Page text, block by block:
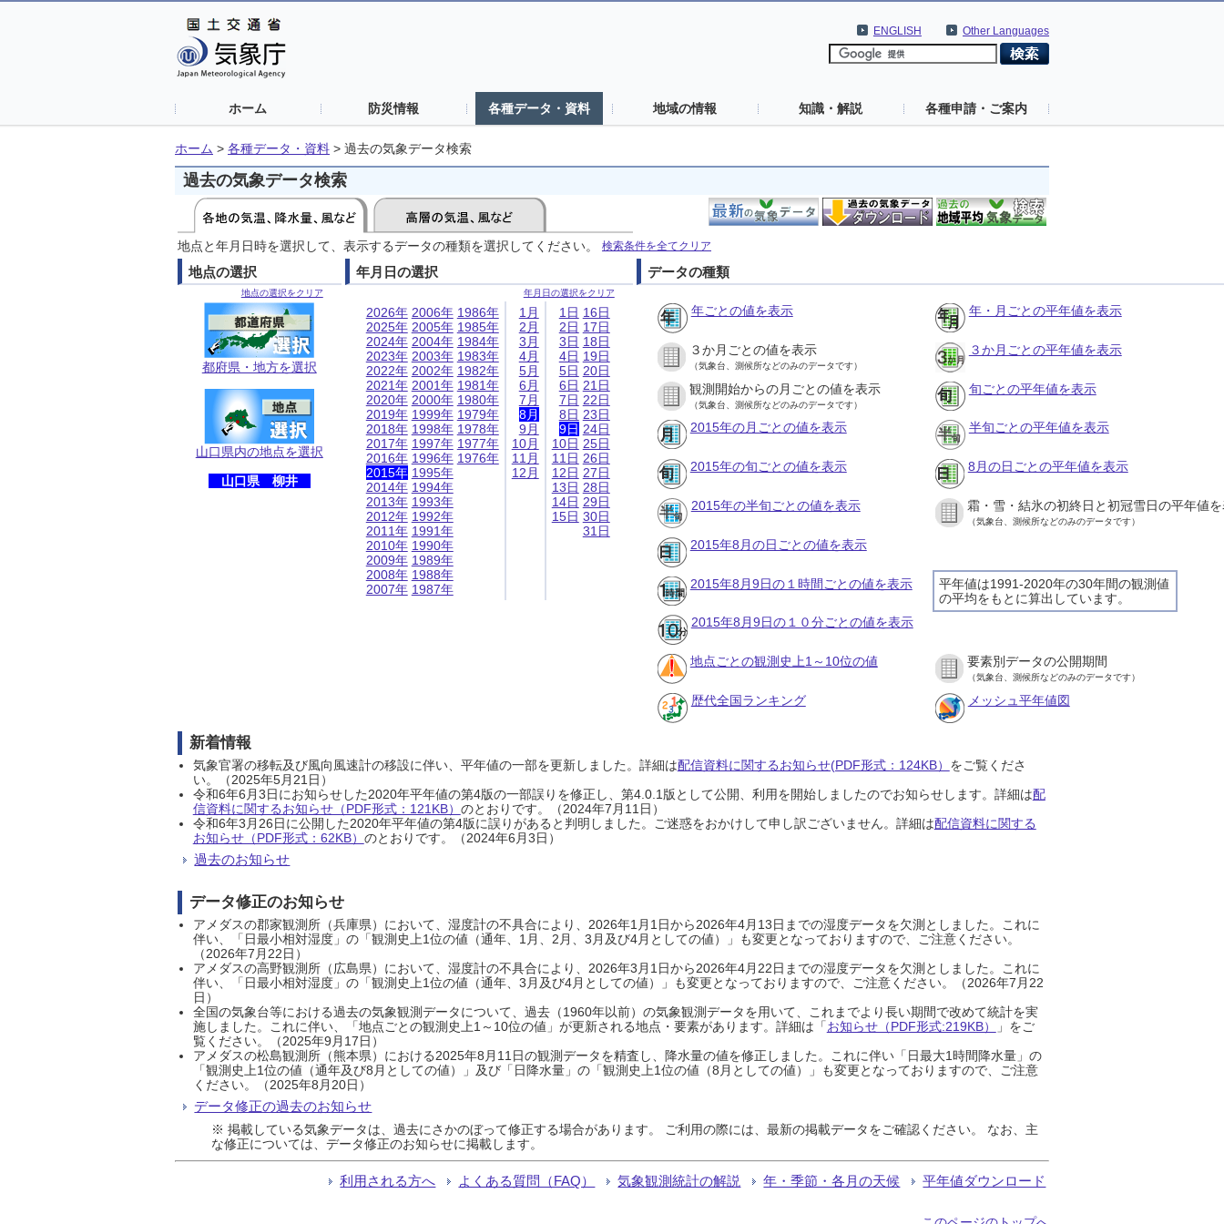
Other Languages
ENGLISH
ホーム 防災情報 各種データ・資料 地域の情報 知識・解説 各種申請・ご案内
ホーム > 各種データ・資料 > 過去の気象データ検索
過去の気象データ検索
地点と年月日時を選択して、表示するデータの種類を選択してください。 検索条件を全てクリア
地点の選択
地点の選択をクリア
都府県・地方を選択
山口県内の地点を選択
山口県 柳井
年月日の選択
年月日の選択をクリア
2026年
2025年
2024年
2023年
2022年
2021年
2020年
2019年
2018年
2017年
2016年
2015年
2014年
2013年
2012年
2011年
2010年
2009年
2008年
2007年
2006年
2005年
2004年
2003年
2002年
2001年
2000年
1999年
1998年
1997年
1996年
1995年
1994年
1993年
1992年
1991年
1990年
1989年
1988年
1987年
1986年
1985年
1984年
1983年
1982年
1981年
1980年
1979年
1978年
1977年
1976年
1月
2月
3月
4月
5月
6月
7月
8月
9月
10月
11月
12月
1日
2日
3日
4日
5日
6日
7日
8日
9日
10日
11日
12日
13日
14日
15日
16日
17日
18日
19日
20日
21日
22日
23日
24日
25日
26日
27日
28日
29日
30日
31日
データの種類
年ごとの値を表示 年・月ごとの平年値を表示
３か月ごとの値を表示
（気象台、測候所などのみのデータです）
３か月ごとの平年値を表示
観測開始からの月ごとの値を表示
（気象台、測候所などのみのデータです）
旬ごとの平年値を表示
2015年の月ごとの値を表示 半旬ごとの平年値を表示
2015年の旬ごとの値を表示 8月の日ごとの平年値を表示
2015年の半旬ごとの値を表示 霜・雪・結氷の初終日と初冠雪日の平年値
（気象台、測候所などのみのデータです）
2015年8月の日ごとの値を表示
平年値は1991-2020年の30年間の観測値
の平均をもとに算出しています。
2015年8月9日の１時間ごとの値を表示
2015年8月9日の１０分ごとの値を表示
地点ごとの観測史上1～10位の値 要素別データの公開期間
（気象台、測候所などのみのデータです）
歴代全国ランキング メッシュ平年値図
新着情報
気象官署の移転及び風向風速計の移設に伴い、平年値の一部を更新しました。詳細は配信資料に関するお知らせ(PDF形式：124KB） をご覧くださ
い。（2025年5月21日）
令和6年6月3日にお知らせした2020年平年値の第4版の一部誤りを修正し、第4.0.1版として公開、利用を開始しましたのでお知らせします。詳細は配
信資料に関するお知らせ（PDF形式：121KB） のとおりです。（2024年7月11日）
令和6年3月26日に公開した2020年平年値の第4版に誤りがあると判明しました。ご迷惑をおかけして申し訳ございません。詳細は配信資料に関する
お知らせ（PDF形式：62KB） のとおりです。（2024年6月3日）
過去のお知らせ
データ修正のお知らせ
アメダスの郡家観測所（兵庫県）において、湿度計の不具合により、2026年1月1日から2026年4月13日までの湿度データを欠測としました。これに
伴い、「日最小相対湿度」の「観測史上1位の値（通年、1月、2月、3月及び4月としての値）」も変更となっておりますので、ご注意ください。
（2026年7月22日）
アメダスの高野観測所（広島県）において、湿度計の不具合により、2026年3月1日から2026年4月22日までの湿度データを欠測としました。これに
伴い、「日最小相対湿度」の「観測史上1位の値（通年、3月及び4月としての値）」も変更となっておりますので、ご注意ください。（2026年7月22
日）
全国の気象台等における過去の気象観測データについて、過去（1960年以前）の気象観測データを用いて、これまでより長い期間で改めて統計を実
施しました。これに伴い、「地点ごとの観測史上1～10位の値」が更新される地点・要素があります。詳細は「お知らせ（PDF形式:219KB）
」をご
覧ください。（2025年9月17日）
アメダスの松島観測所（熊本県）における2025年8月11日の観測データを精査し、降水量の値を修正しました。これに伴い「日最大1時間降水量」の
「観測史上1位の値（通年及び8月としての値）」及び「日降水量」の「観測史上1位の値（8月としての値）」も変更となっておりますので、ご注意
ください。（2025年8月20日）
データ修正の過去のお知らせ
※ 掲載している気象データは、過去にさかのぼって修正する場合があります。 ご利用の際には、最新の掲載データをご確認ください。 なお、主
な修正については、データ修正のお知らせに掲載します。
利用される方へ よくある質問（FAQ） 気象観測統計の解説 年・季節・各月の天候 平年値ダウンロード